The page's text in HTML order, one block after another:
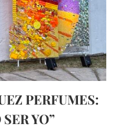
PERFUMES:
YO”